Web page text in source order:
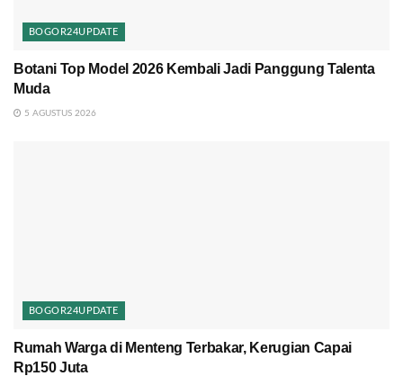
BOGOR24UPDATE
Botani Top Model 2026 Kembali Jadi Panggung Talenta
Muda
5 AGUSTUS 2026
BOGOR24UPDATE
Rumah Warga di Menteng Terbakar, Kerugian Capai
Rp150 Juta